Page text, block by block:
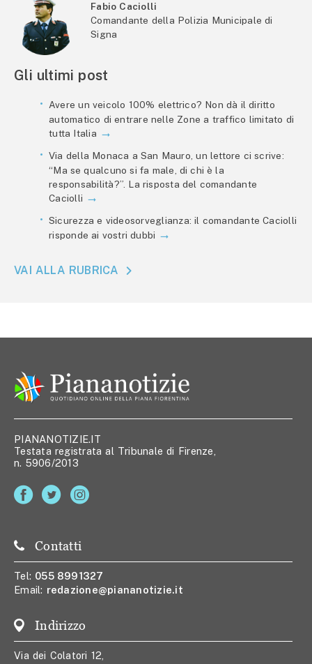
Fabio Caciolli
Comandante della Polizia Municipale di
Signa
Gli ultimi post
Avere un veicolo 100% elettrico? Non dà il diritto
automatico di entrare nelle Zone a traffico limitato di
tutta Italia
Via della Monaca a San Mauro, un lettore ci scrive:
“Ma se qualcuno si fa male, di chi è la
responsabilità?”. La risposta del comandante
Caciolli
Sicurezza e videosorveglianza: il comandante Caciolli
risponde ai vostri dubbi
VAI ALLA RUBRICA
PIANANOTIZIE.IT
Testata registrata al Tribunale di Firenze,
n. 5906/2013
Contatti
Tel: 055 8991327
Email: redazione@piananotizie.it
Indirizzo
Via dei Colatori 12,